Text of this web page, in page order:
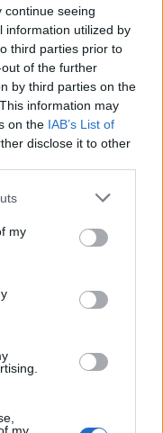
continue seeing
information utilized by
third parties prior to
of the further
by third parties on the
information may
on the IAB’s List of
disclose it to other
my
4 Oktober 2021
Punkte für Erfolge: 2.500
Punkte für Erfolge: 6.000
4 Oktober 2021
4 Oktober 2021